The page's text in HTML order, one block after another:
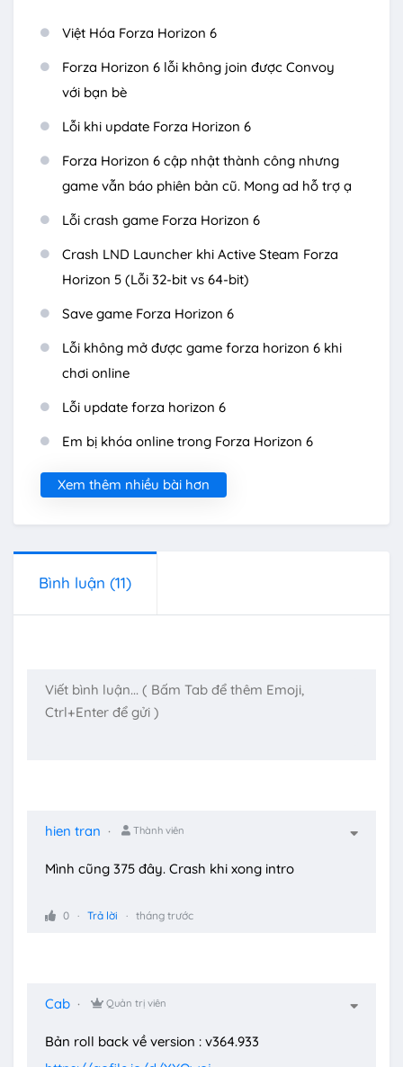
Việt Hóa Forza Horizon 6
Forza Horizon 6 lỗi không join được Convoy
với bạn bè
Lỗi khi update Forza Horizon 6
Forza Horizon 6 cập nhật thành công nhưng
game vẫn báo phiên bản cũ. Mong ad hỗ trợ ạ
Lỗi crash game Forza Horizon 6
Crash LND Launcher khi Active Steam Forza
Horizon 5 (Lỗi 32-bit vs 64-bit)
Save game Forza Horizon 6
Lỗi không mở được game forza horizon 6 khi
chơi online
Lỗi update forza horizon 6
Em bị khóa online trong Forza Horizon 6
Xem thêm nhiều bài hơn
Bình luận (11)
hien tran Thành viên
Mình cũng 375 đây. Crash khi xong intro
0 Trả lời tháng trước
Cab Quản trị viên
Bản roll back về version : v364.933